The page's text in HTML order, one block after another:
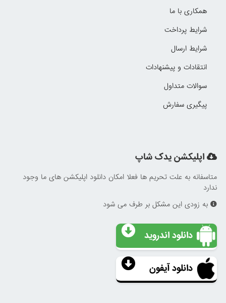
همکاری با ما
شرایط پرداخت
شرایط ارسال
انتقادات و پیشنهادات
سوالات متداول
پیگیری سفارش
اپلیکشن یدک شاپ
متاسفانه به علت تحریم ها فعلا امکان دانلود اپلیکشن های ما وجود
ندارد
به زودی این مشکل بر طرف می شود
دانلود اندروید
دانلود آیفون